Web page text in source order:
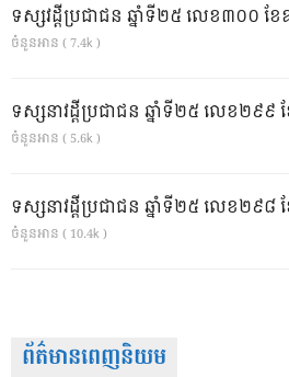
ទស្សវដ្តីប្រជាជន ឆ្នាំទី២៥ លេខ៣០០ ខ
ចំនួនអាន ( 7.4k )
ទស្សនាវដ្ដីប្រជាជន ឆ្នាំទី២៥ លេខ២៩៩
ចំនួនអាន ( 5.6k )
ទស្សនាវដ្ដីប្រជាជន ឆ្នាំទី២៥ លេខ២៩៨
ចំនួនអាន ( 10.4k )
ព័ត៌មានពេញនិយម